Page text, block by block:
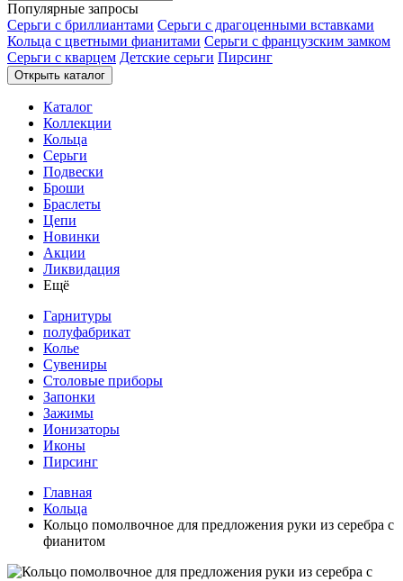
Популярные запросы
Серьги с бриллиантами Серьги с драгоценными вставками
Кольца с цветными фианитами Серьги с французским замком
Серьги с кварцем Детские серьги Пирсинг
Открыть каталог
Каталог
Коллекции
Кольца
Серьги
Подвески
Броши
Браслеты
Цепи
Новинки
Акции
Ликвидация
Ещё
Гарнитуры
полуфабрикат
Колье
Сувениры
Столовые приборы
Запонки
Зажимы
Ионизаторы
Иконы
Пирсинг
Главная
Кольца
Кольцо помолвочное для предложения руки из серебра с
фианитом